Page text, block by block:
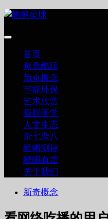
跳
内
首页
创意酷玩
新奇概念
节能环保
艺术欣赏
摄影美学
人文生态
杂七杂八
酷蝌测评
酷蝌有货
关于我们
新奇概念